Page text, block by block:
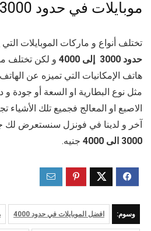
موبايلات في حدود 3000 الى 4000
تختلف أنواع و ماركات الموبايلات التي
حدود 3000 إلى 4000
و لكن تختلف
هاتف الإمكانيات التي تميزه عن
مثل نوع البطارية او السعة أو جودة و
الاصبع او المعالج فجميع تلك
آخر و لدينا في فونزل سنستعرض لك
3000 الى 4000
جنيه.
وسوم: افضل الموبايلات في حدود 4000